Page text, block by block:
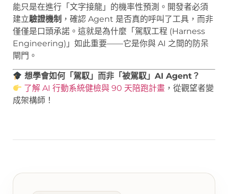
能只是在進行「文字接龍」的機率性預測。開發者必須
建立驗證機制 ，確認 Agent 是否真的呼叫了工具，而非
僅僅是口頭承諾。這就是為什麼「駕馭工程 (Harness
Engineering)」如此重要——它是你與 AI 之間的防呆
閘門。
想學會如何「駕馭」而非「被駕馭」AI Agent？
了解 AI 行動系統健檢與 90 天陪跑計畫 ，從觀望者變
成架構師！